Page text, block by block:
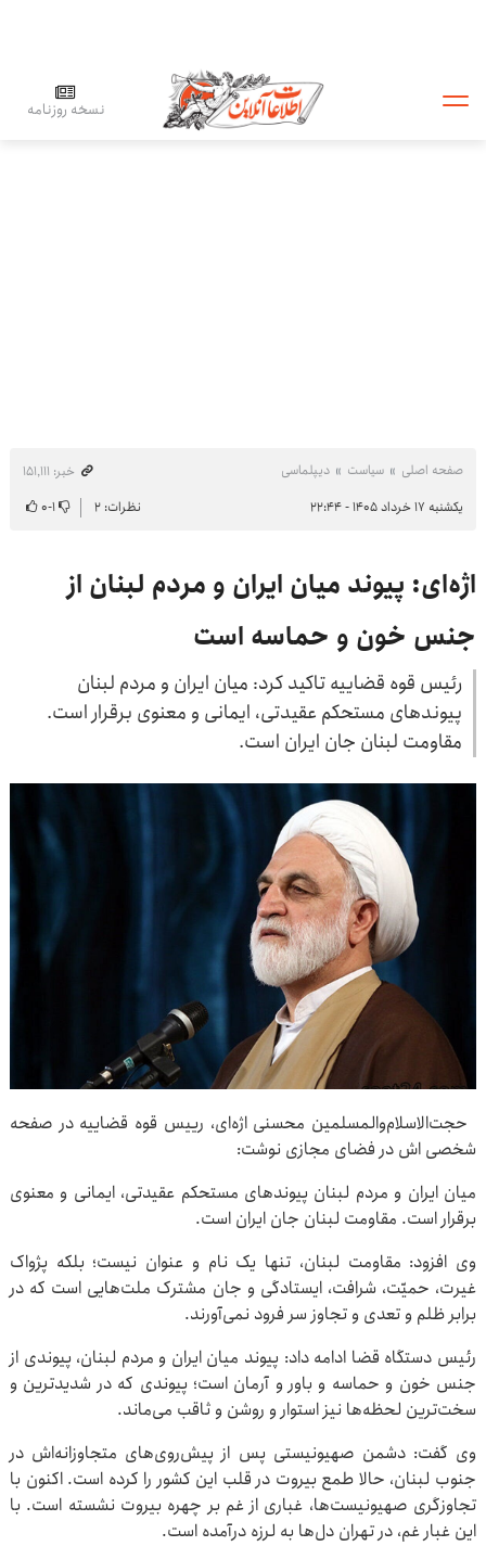
نسخه روزنامه
صفحه اصلی سیاست دیپلماسی
خبر: ۱۵۱٬۱۱۱
یکشنبه ۱۷ خرداد ۱۴۰۵ - ۲۲:۴۴
نظرات: ۲ ۱-۰
اژه‌ای: پیوند میان ایران و مردم لبنان از
جنس خون و حماسه است
رئیس قوه قضاییه تاکید کرد: میان ایران و مردم لبنان
پیوندهای مستحکم عقیدتی، ایمانی و معنوی برقرار است.
مقاومت لبنان جان ایران است.
حجت‌الاسلام‌والمسلمین محسنی اژه‌ای، رییس قوه قضاییه در صفحه
شخصی اش در فضای مجازی نوشت:
میان ایران و مردم لبنان پیوندهای مستحکم عقیدتی، ایمانی و معنوی
برقرار است. مقاومت لبنان جان ایران است.
وی افزود: مقاومت لبنان، تنها یک نام و عنوان نیست؛ بلکه پژواک
غیرت، حمیّت، شرافت، ایستادگی و جان مشترک ملت‌هایی است که در
برابر ظلم و تعدی و تجاوز سر فرود نمی‌آورند.
رئیس دستگاه قضا ادامه داد: پیوند میان ایران و مردم لبنان، پیوندی از
جنس خون و حماسه و باور و آرمان است؛ پیوندی که در شدیدترین و
سخت‌ترین لحظه‌ها نیز استوار و روشن و ثاقب می‌ماند.
وی گفت: دشمن صهیونیستی پس از پیش‌روی‌های متجاوزانه‌اش در
جنوب لبنان، حالا طمع بیروت در قلب این کشور را کرده است. اکنون با
تجاوزگری صهیونیست‌ها، غباری از غم بر چهره بیروت نشسته است. با
این غبار غم، در تهران دل‌ها به لرزه درآمده است.